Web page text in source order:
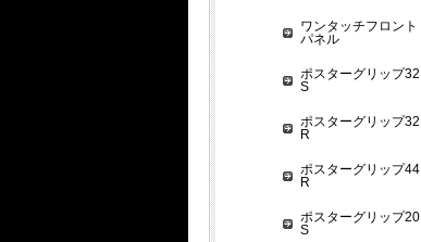
ワンタッチフロント
パネル
ポスターグリップ32
S
ポスターグリップ32
R
ポスターグリップ44
R
ポスターグリップ20
S